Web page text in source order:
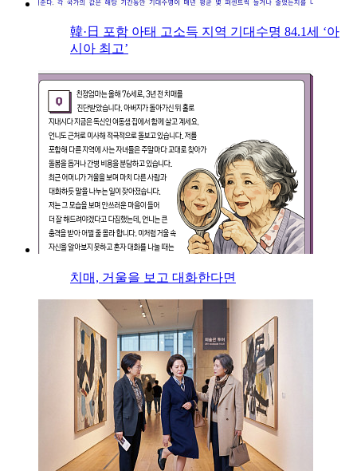
韓·日 포함 아태 고소득 지역 기대수명 84.1세 ‘아
시아 최고’
치매, 거울을 보고 대화한다면